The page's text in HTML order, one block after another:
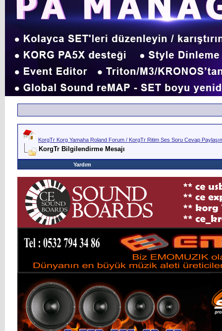
KorgTr Korg Yamaha Roland Forum / KorgTr Ritim Ses Soru Cevap
KorgTr Bilgilendirme Mesajı
Yardım